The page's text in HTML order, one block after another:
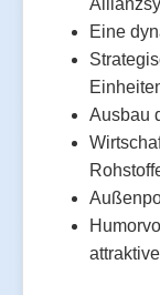
Eine
Ausbau